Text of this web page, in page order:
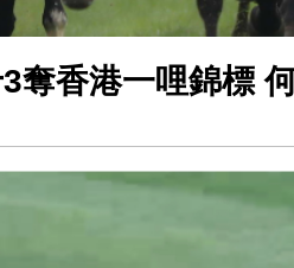
奪香港一哩錦標